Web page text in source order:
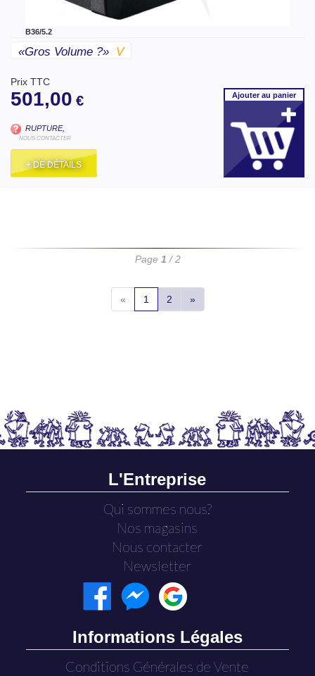
B36/5.2
«gros Volume ?» V
Prix TTC
501,00 €
RUPTURE,
NOUS CONTACTER
+ DE DÉTAILS
Ajouterau panier
Page 1 / 2
« 1 2 »
L'Entreprise
Qui sommes nous?
Nos magasins
Nous contacter
Newsletter
Informations Légales
Conditions Générales de Vente